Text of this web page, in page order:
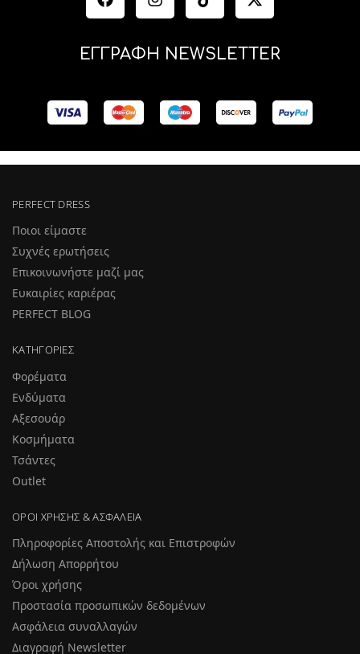
ΕΓΓΡΑΦΗ NEWSLETTER
PERFECT DRESS
Ποιοι είμαστε
Συχνές ερωτήσεις
Επικοινωνήστε μαζί μας
Ευκαιρίες καριέρας
PERFECT BLOG
ΚΑΤΗΓΟΡΊΕΣ
Φορέματα
Ενδύματα
Αξεσουάρ
Κοσμήματα
Τσάντες
Outlet
ΌΡΟΙ ΧΡΉΣΗΣ & ΑΣΦΆΛΕΙΑ
Πληροφορίες Αποστολής και Επιστροφών
Δήλωση Απορρήτου
Όροι χρήσης
Προστασία προσωπικών δεδομένων
Ασφάλεια συναλλαγών
Διαγραφή Newsletter